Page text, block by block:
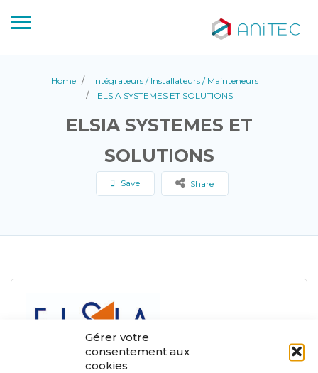
Gérer votre
consentement aux
cookies
Home
Intégrateurs / Installateurs / Mainteneurs
ELSIA SYSTEMES ET SOLUTIONS
ELSIA SYSTEMES ET
SOLUTIONS
Save Share